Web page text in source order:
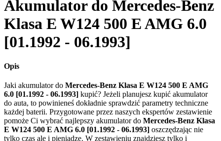
Akumulator do Mercedes-Benz
Klasa E W124 500 E AMG 6.0
[01.1992 - 06.1993]
Opis
Jaki akumulator do Mercedes-Benz Klasa E W124 500 E AMG
6.0 [01.1992 - 06.1993] kupić? Jeżeli planujesz kupić akumulator
do auta, to powinieneś dokładnie sprawdzić parametry techniczne
każdej baterii. Przygotowane przez naszych ekspertów zestawienie
pomoże Ci wybrać najlepszy akumulator do Mercedes-Benz Klasa
E W124 500 E AMG 6.0 [01.1992 - 06.1993] oszczędzając nie
tylko czas ale i pieniądze. W zestawieniu znajdziesz tylko i